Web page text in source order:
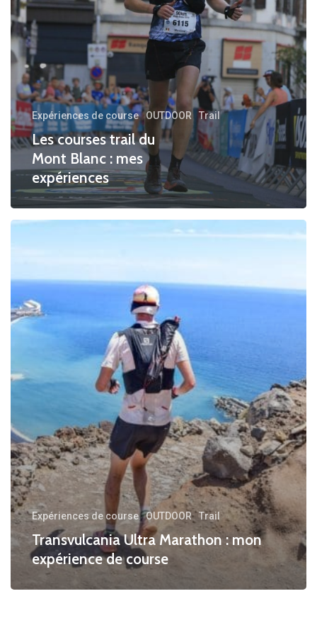
mes
expériences
Expériences de course OUTDOOR Trail
Les courses trail du
Mont Blanc : mes
expériences
Marathon
mon
course
Expériences de course OUTDOOR Trail
Transvulcania Ultra Marathon : mon
expérience de course